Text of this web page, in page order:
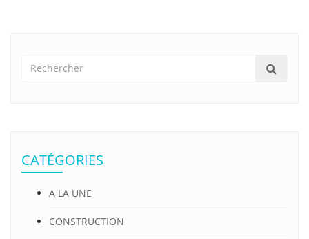
CATÉGORIES
A LA UNE
CONSTRUCTION